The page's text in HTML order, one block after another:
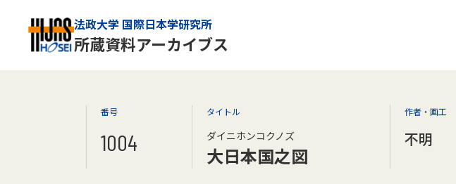
法政大学 国際日本学研究所
所蔵資料アーカイブス
番号
1004
タイトル
ダイニホンコクノズ
大日本国之図
作者・画工
不明